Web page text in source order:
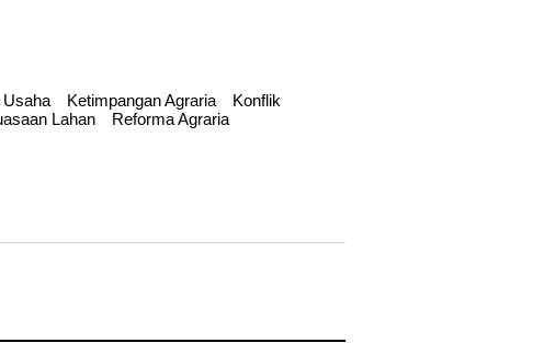
Ketimpangan Agraria
Konflik
Lahan Reforma Agraria